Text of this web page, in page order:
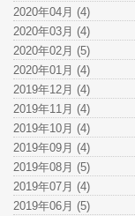
2020年04月 (4)
2020年03月 (4)
2020年02月 (5)
2020年01月 (4)
2019年12月 (4)
2019年11月 (4)
2019年10月 (4)
2019年09月 (4)
2019年08月 (5)
2019年07月 (4)
2019年06月 (5)